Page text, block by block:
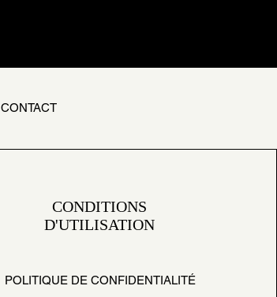
CONTACT
CONDITIONS
D'UTILISATION
POLITIQUE DE CONFIDENTIALITÉ